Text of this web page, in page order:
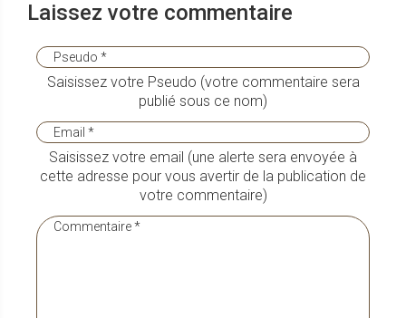
Laissez votre commentaire
Saisissez votre Pseudo (votre commentaire sera
publié sous ce nom)
Saisissez votre email (une alerte sera envoyée à
cette adresse pour vous avertir de la publication de
votre commentaire)